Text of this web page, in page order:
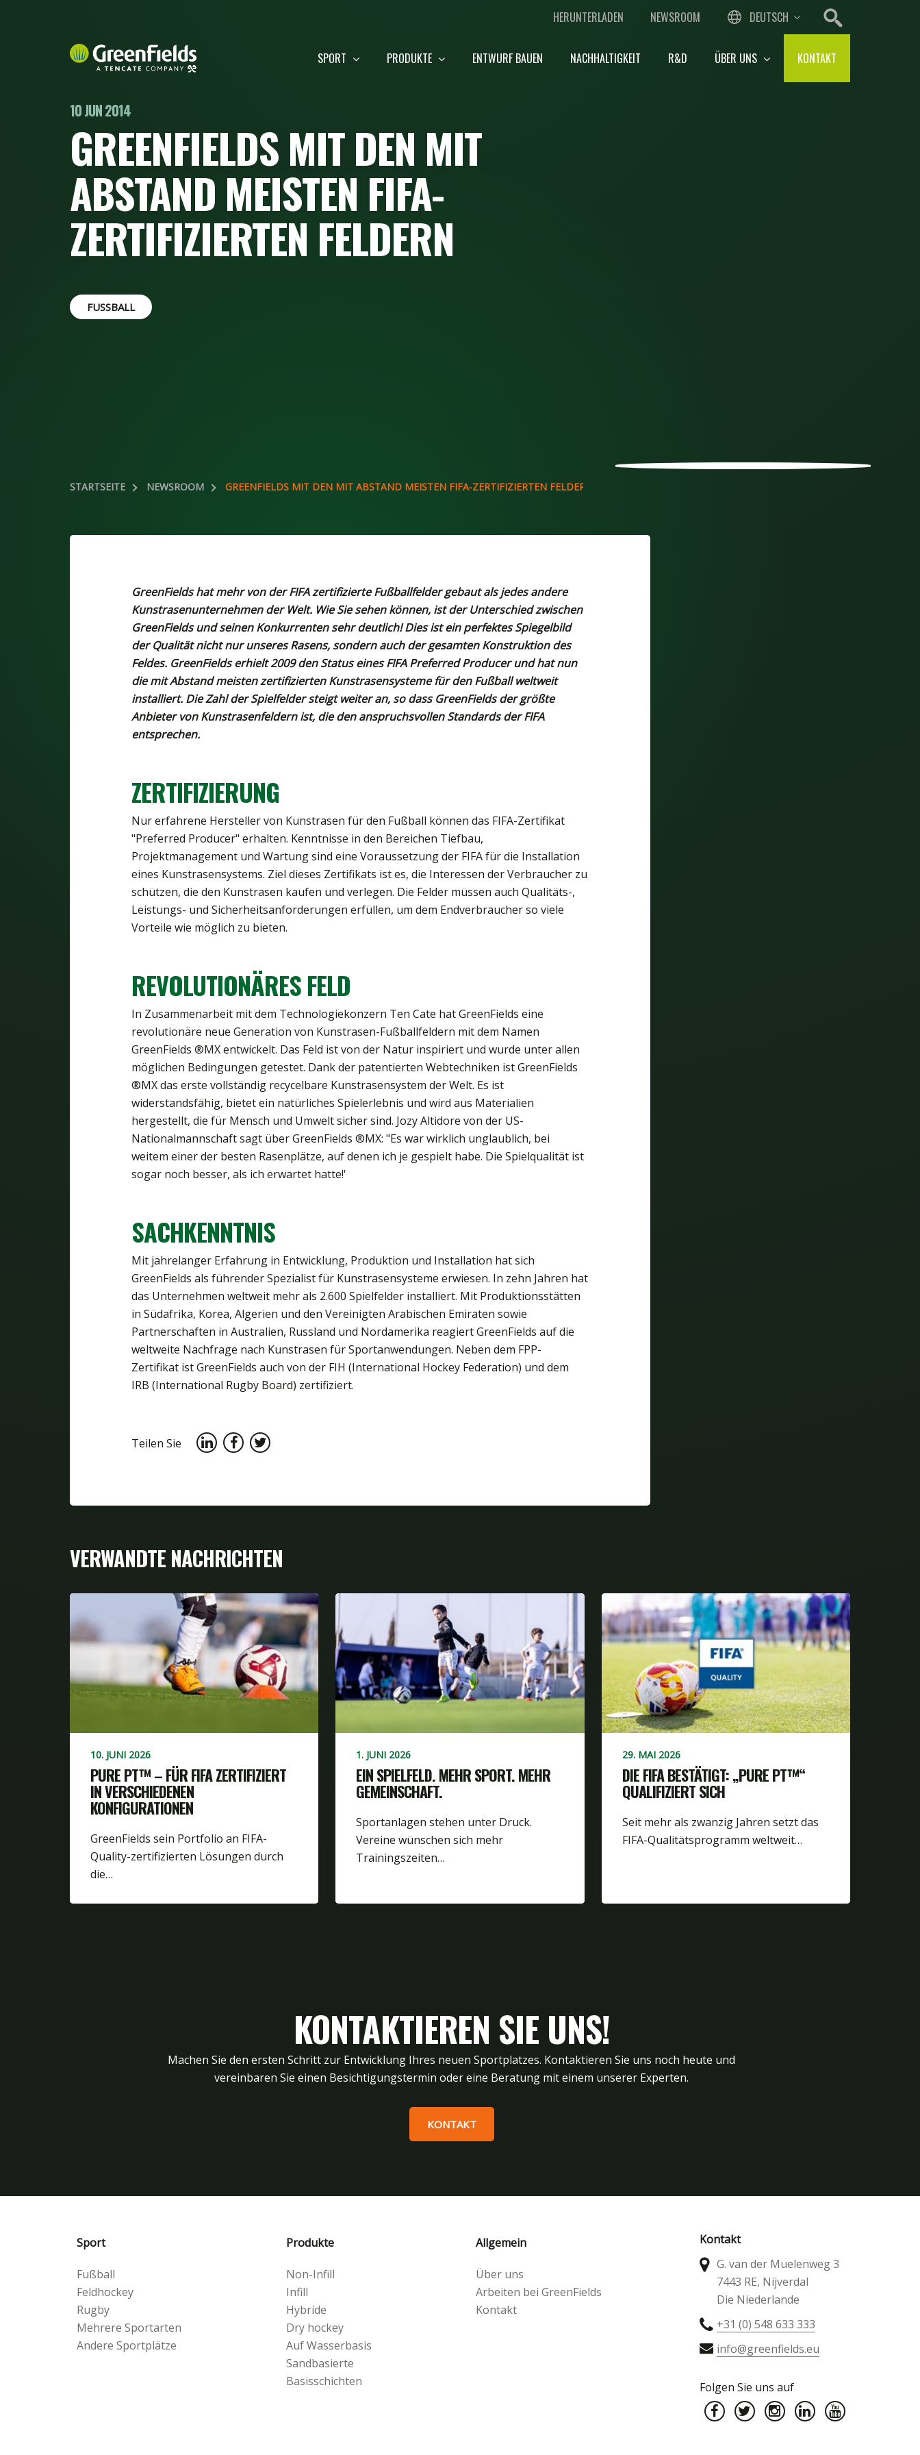
HERUNTERLADEN NEWSROOM DEUTSCH
SPORT PRODUKTE ENTWURF BAUEN NACHHALTIGKEIT R&D ÜBER UNS KONTAKT
10 JUN 2014
GREENFIELDS MIT DEN MIT
ABSTAND MEISTEN FIFA-
ZERTIFIZIERTEN FELDERN
FUSSBALL
STARTSEITE NEWSROOM GREENFIELDS MIT DEN MIT ABSTAND MEISTEN FIFA-ZERTIFIZIERTEN FELDERN
GreenFields hat mehr von der FIFA zertifizierte Fußballfelder gebaut als jedes andere
Kunstrasenunternehmen der Welt. Wie Sie sehen können, ist der Unterschied zwischen
GreenFields und seinen Konkurrenten sehr deutlich! Dies ist ein perfektes Spiegelbild
der Qualität nicht nur unseres Rasens, sondern auch der gesamten Konstruktion des
Feldes. GreenFields erhielt 2009 den Status eines FIFA Preferred Producer und hat nun
die mit Abstand meisten zertifizierten Kunstrasensysteme für den Fußball weltweit
installiert. Die Zahl der Spielfelder steigt weiter an, so dass GreenFields der größte
Anbieter von Kunstrasenfeldern ist, die den anspruchsvollen Standards der FIFA
entsprechen.
ZERTIFIZIERUNG
Nur erfahrene Hersteller von Kunstrasen für den Fußball können das FIFA-Zertifikat
"Preferred Producer" erhalten. Kenntnisse in den Bereichen Tiefbau,
Projektmanagement und Wartung sind eine Voraussetzung der FIFA für die Installation
eines Kunstrasensystems. Ziel dieses Zertifikats ist es, die Interessen der Verbraucher zu
schützen, die den Kunstrasen kaufen und verlegen. Die Felder müssen auch Qualitäts-,
Leistungs- und Sicherheitsanforderungen erfüllen, um dem Endverbraucher so viele
Vorteile wie möglich zu bieten.
REVOLUTIONÄRES FELD
In Zusammenarbeit mit dem Technologiekonzern Ten Cate hat GreenFields eine
revolutionäre neue Generation von Kunstrasen-Fußballfeldern mit dem Namen
GreenFields ®MX entwickelt. Das Feld ist von der Natur inspiriert und wurde unter allen
möglichen Bedingungen getestet. Dank der patentierten Webtechniken ist GreenFields
®MX das erste vollständig recycelbare Kunstrasensystem der Welt. Es ist
widerstandsfähig, bietet ein natürliches Spielerlebnis und wird aus Materialien
hergestellt, die für Mensch und Umwelt sicher sind. Jozy Altidore von der US-
Nationalmannschaft sagt über GreenFields ®MX: "Es war wirklich unglaublich, bei
weitem einer der besten Rasenplätze, auf denen ich je gespielt habe. Die Spielqualität ist
sogar noch besser, als ich erwartet hatte!'
SACHKENNTNIS
Mit jahrelanger Erfahrung in Entwicklung, Produktion und Installation hat sich
GreenFields als führender Spezialist für Kunstrasensysteme erwiesen. In zehn Jahren hat
das Unternehmen weltweit mehr als 2.600 Spielfelder installiert. Mit Produktionsstätten
in Südafrika, Korea, Algerien und den Vereinigten Arabischen Emiraten sowie
Partnerschaften in Australien, Russland und Nordamerika reagiert GreenFields auf die
weltweite Nachfrage nach Kunstrasen für Sportanwendungen. Neben dem FPP-
Zertifikat ist GreenFields auch von der FIH (International Hockey Federation) und dem
IRB (International Rugby Board) zertifiziert.
Teilen Sie
VERWANDTE NACHRICHTEN
10. JUNI 2026
PURE PT™ – FÜR FIFA ZERTIFIZIERT
IN VERSCHIEDENEN
KONFIGURATIONEN
GreenFields sein Portfolio an FIFA-
Quality-zertifizierten Lösungen durch
die…
1. JUNI 2026
EIN SPIELFELD. MEHR SPORT. MEHR
GEMEINSCHAFT.
Sportanlagen stehen unter Druck.
Vereine wünschen sich mehr
Trainingszeiten…
29. MAI 2026
DIE FIFA BESTÄTIGT: „PURE PT™“
QUALIFIZIERT SICH
Seit mehr als zwanzig Jahren setzt das
FIFA-Qualitätsprogramm weltweit…
KONTAKTIEREN SIE UNS!
Machen Sie den ersten Schritt zur Entwicklung Ihres neuen Sportplatzes. Kontaktieren Sie uns noch heute und
vereinbaren Sie einen Besichtigungstermin oder eine Beratung mit einem unserer Experten.
KONTAKT
Sport
Fußball
Feldhockey
Rugby
Mehrere Sportarten
Andere Sportplätze
Produkte
Non-Infill
Infill
Hybride
Dry hockey
Auf Wasserbasis
Sandbasierte
Basisschichten
Allgemein
Über uns
Arbeiten bei GreenFields
Kontakt
Kontakt
G. van der Muelenweg 3
7443 RE, Nijverdal
Die Niederlande
+31 (0) 548 633 333
info@greenfields.eu
Folgen Sie uns auf